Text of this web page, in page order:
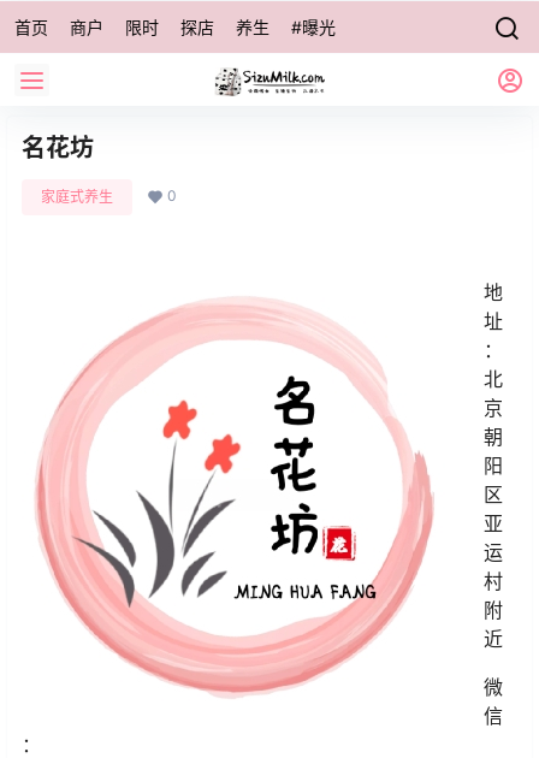
首页 商户 限时 探店 养生 #曝光
名花坊
家庭式养生 0
地
址
：
北
京
朝
阳
区
亚
运
村
附
近
微
信
：